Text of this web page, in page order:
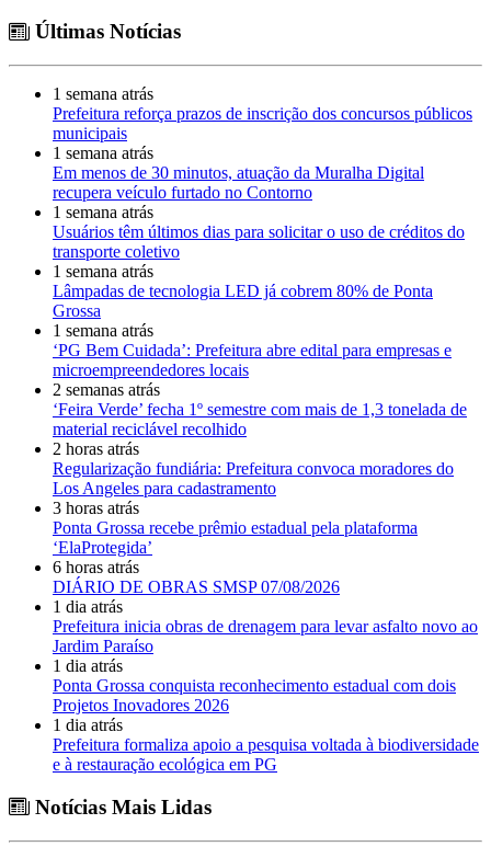
Últimas Notícias
1 semana atrás
Prefeitura reforça prazos de inscrição dos concursos públicos
municipais
1 semana atrás
Em menos de 30 minutos, atuação da Muralha Digital
recupera veículo furtado no Contorno
1 semana atrás
Usuários têm últimos dias para solicitar o uso de créditos do
transporte coletivo
1 semana atrás
Lâmpadas de tecnologia LED já cobrem 80% de Ponta
Grossa
1 semana atrás
‘PG Bem Cuidada’: Prefeitura abre edital para empresas e
microempreendedores locais
2 semanas atrás
‘Feira Verde’ fecha 1º semestre com mais de 1,3 tonelada de
material reciclável recolhido
2 horas atrás
Regularização fundiária: Prefeitura convoca moradores do
Los Angeles para cadastramento
3 horas atrás
Ponta Grossa recebe prêmio estadual pela plataforma
‘ElaProtegida’
6 horas atrás
DIÁRIO DE OBRAS SMSP 07/08/2026
1 dia atrás
Prefeitura inicia obras de drenagem para levar asfalto novo ao
Jardim Paraíso
1 dia atrás
Ponta Grossa conquista reconhecimento estadual com dois
Projetos Inovadores 2026
1 dia atrás
Prefeitura formaliza apoio a pesquisa voltada à biodiversidade
e à restauração ecológica em PG
Notícias Mais Lidas